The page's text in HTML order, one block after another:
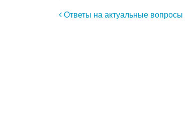
Навигация по
Ответы на актуальные вопросы